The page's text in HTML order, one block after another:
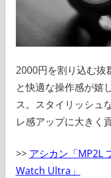
2000円を割り込む抜
と快適な操作感が嬉
ス。スタイリッシュ
レ感アップに大きく
>> アシカン「MP2L
Watch Ultra」